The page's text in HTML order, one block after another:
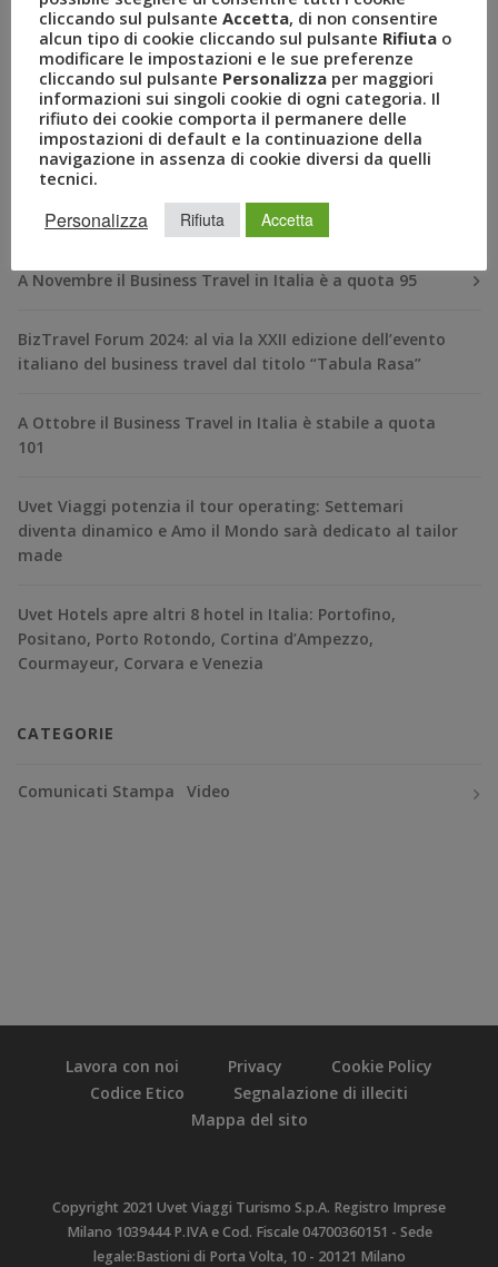
RECENT POSTS
A Novembre il Business Travel in Italia è a quota 95
BizTravel Forum 2024: al via la XXII edizione dell’evento
italiano del business travel dal titolo “Tabula Rasa”
A Ottobre il Business Travel in Italia è stabile a quota
101
Uvet Viaggi potenzia il tour operating: Settemari
diventa dinamico e Amo il Mondo sarà dedicato al tailor
made
Uvet Hotels apre altri 8 hotel in Italia: Portofino,
Positano, Porto Rotondo, Cortina d’Ampezzo,
Courmayeur, Corvara e Venezia
CATEGORIE
Comunicati Stampa Video
Lavora con noi Privacy
Cookie Policy
Codice Etico
Segnalazione di illeciti
Mappa del sito
Copyright 2021 Uvet Viaggi Turismo S.p.A. Registro Imprese
Milano 1039444 P.IVA e Cod. Fiscale 04700360151 - Sede
legale:Bastioni di Porta Volta, 10 - 20121 Milano
cliccando sul pulsante Accetta, di non consentire
alcun tipo di cookie cliccando sul pulsante Rifiuta o
modificare le impostazioni e le sue preferenze
cliccando sul pulsante Personalizza per maggiori
informazioni sui singoli cookie di ogni categoria. Il
rifiuto dei cookie comporta il permanere delle
impostazioni di default e la continuazione della
navigazione in assenza di cookie diversi da quelli
tecnici.
Personalizza Rifiuta Accetta